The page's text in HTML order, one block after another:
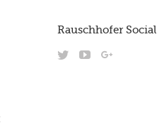
Rauschhofer Social